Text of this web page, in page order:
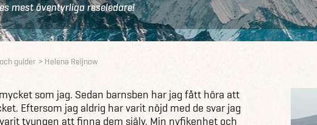
mest äventyrliga reseledare!
guider Helena Reijnow
som jag. Sedan barnsben har jag fått höra att
Eftersom jag aldrig har varit nöjd med de svar jag
tvungen att finna dem själv. Min nyfikenhet och